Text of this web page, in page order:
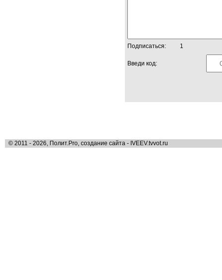
Подписаться: 1
Введи код:
© 2011 - 2026, Полит.Pro, создание сайта - IVEEV.tvvot.ru